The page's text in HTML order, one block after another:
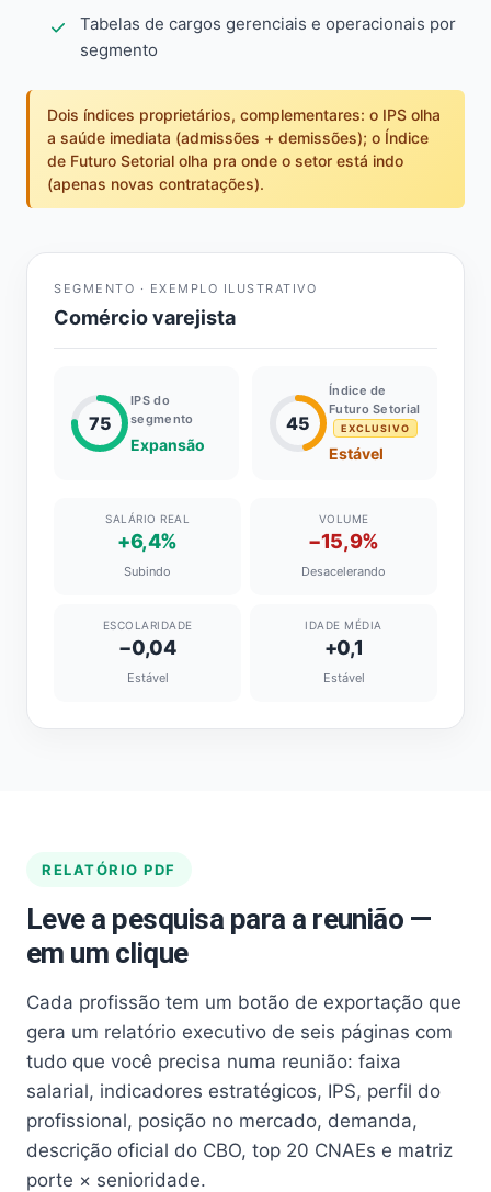
Tabelas de cargos gerenciais e operacionais por
segmento
Dois índices proprietários, complementares: o IPS olha
a saúde imediata (admissões + demissões); o Índice
de Futuro Setorial olha pra onde o setor está indo
(apenas novas contratações).
SEGMENTO · EXEMPLO ILUSTRATIVO
Comércio varejista
75
IPS do
segmento
Expansão
45
Índice de
Futuro Setorial
EXCLUSIVO
Estável
SALÁRIO REAL
+6,4%
Subindo
VOLUME
−15,9%
Desacelerando
ESCOLARIDADE
−0,04
Estável
IDADE MÉDIA
+0,1
Estável
RELATÓRIO PDF
Leve a pesquisa para a reunião —
em um clique
Cada profissão tem um botão de exportação que
gera um relatório executivo de seis páginas com
tudo que você precisa numa reunião: faixa
salarial, indicadores estratégicos, IPS, perfil do
profissional, posição no mercado, demanda,
descrição oficial do CBO, top 20 CNAEs e matriz
porte × senioridade.